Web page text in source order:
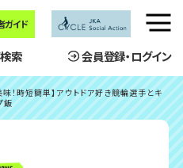
ガイド
索 会員登録・ログイン
メ
ュ
ー
を
開
く
味！時短簡単】アウトドア好き競輪選手とキ
飯